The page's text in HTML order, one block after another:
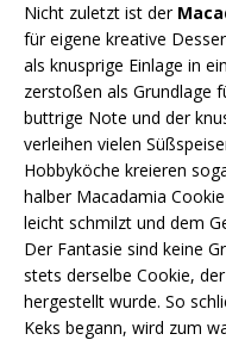
Nicht zuletzt ist der
für eigene kreative
als knusprige Einlage in
zerstoßen als Grundlage
buttrige Note und der
verleihen vielen
Hobbyköche kreieren
halber Macadamia
leicht schmilzt und dem
Der Fantasie sind keine
stets derselbe Cookie,
hergestellt wurde. So
Keks begann, wird zum